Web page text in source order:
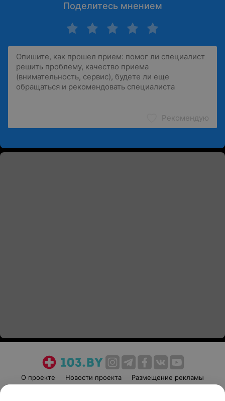
Поделитесь мнением
Рекомендую
О проекте Новости проекта
Размещение рекламы